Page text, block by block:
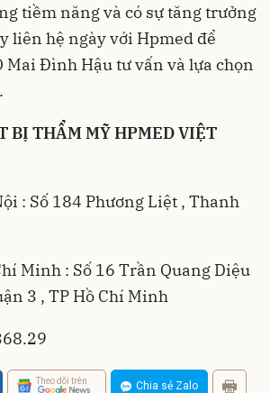
tiềm năng và có sự tăng trưởng
liên hệ ngày với Hpmed để
Mai Đình Hậu tư vấn và lựa chọn
BỊ THẨM MỸ HPMED VIỆT
: Số 184 Phương Liệt , Thanh
Minh : Số 16 Trần Quang Diệu
3 , TP Hồ Chí Minh
Theo dõi trên Chia sẻ Zalo